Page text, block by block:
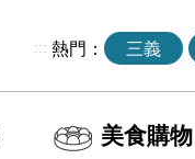
::: 熱門： 三義
美食購物